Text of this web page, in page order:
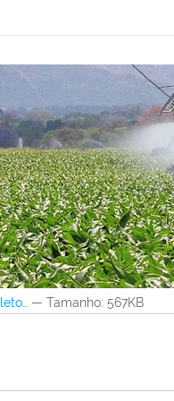
— Tamanho: 567KB